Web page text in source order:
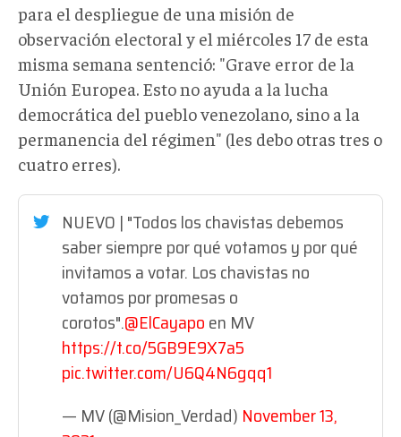
para el despliegue de una misión de
observación electoral y el miércoles 17 de esta
misma semana sentenció: "Grave error de la
Unión Europea. Esto no ayuda a la lucha
democrática del pueblo venezolano, sino a la
permanencia del régimen" (les debo otras tres o
cuatro erres).
NUEVO | "Todos los chavistas debemos
saber siempre por qué votamos y por qué
invitamos a votar. Los chavistas no
votamos por promesas o
corotos".@ElCayapoen MV
https://t.co/5GB9E9X7a5
pic.twitter.com/U6Q4N6gqq1
— MV (@Mision_Verdad) November 13,